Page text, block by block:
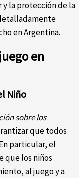
y la protección de la
en Argentina.
en
Niño
sobre los
que todos
particular, el
que los niños
al juego y a